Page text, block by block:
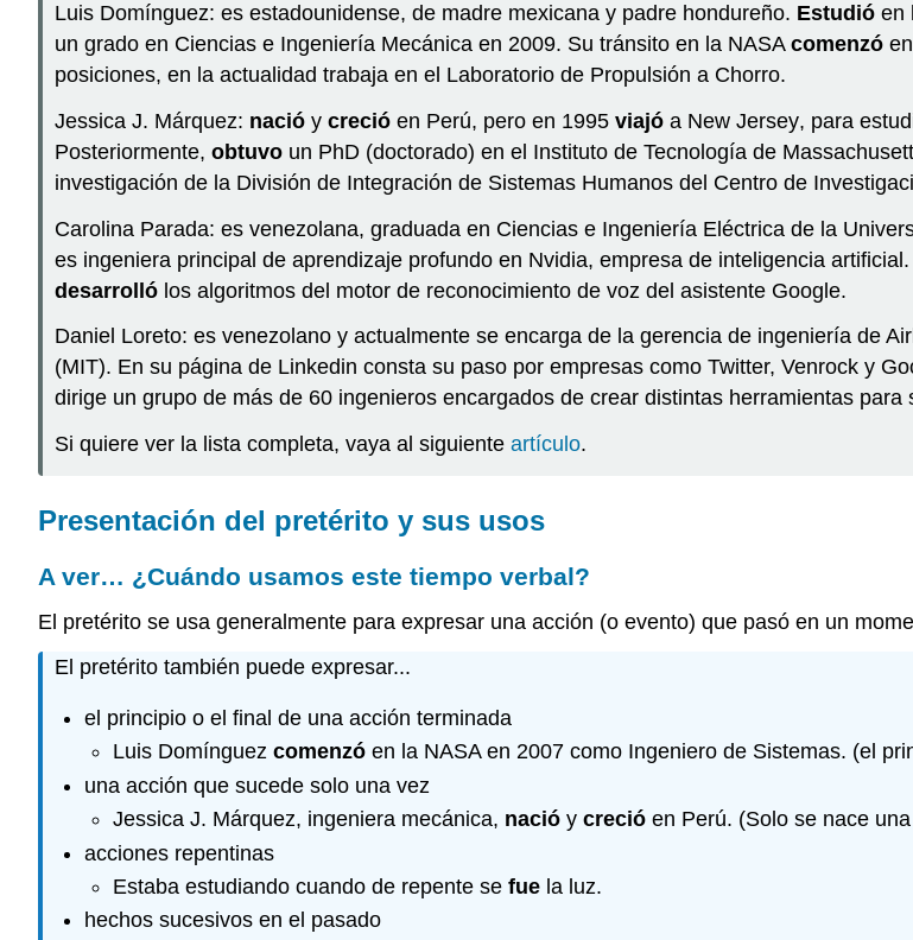
Luis Domínguez: es estadounidense, de madre mexicana y padre hondureño. Estudió en
un grado en Ciencias e Ingeniería Mecánica en 2009. Su tránsito en la NASA comenzó
posiciones, en la actualidad trabaja en el Laboratorio de Propulsión a Chorro.
Jessica J. Márquez: nació y creció en Perú, pero en 1995 viajó a New Jersey, para
Posteriormente, obtuvo un PhD (doctorado) en el Instituto de Tecnología de
investigación de la División de Integración de Sistemas Humanos del Centro de
Carolina Parada: es venezolana, graduada en Ciencias e Ingeniería Eléctrica de la
es ingeniera principal de aprendizaje profundo en Nvidia, empresa de inteligencia
desarrolló los algoritmos del motor de reconocimiento de voz del asistente Google.
Daniel Loreto: es venezolano y actualmente se encarga de la gerencia de ingeniería de
(MIT). En su página de Linkedin consta su paso por empresas como Twitter, Venrock y
dirige un grupo de más de 60 ingenieros encargados de crear distintas herramientas para
Si quiere ver la lista completa, vaya al siguiente artículo.
Presentación del pretérito y sus usos
A ver… ¿Cuándo usamos este tiempo verbal?
El pretérito se usa generalmente para expresar una acción (o evento) que pasó en un
El pretérito también puede expresar...
el principio o el final de una acción terminada
Luis Domínguezcomenzó en la NASA en 2007 como Ingeniero de Sistemas. (el
una acción que sucede solo una vez
Jessica J. Márquez, ingeniera mecánica, nació ycreció en Perú. (Solo se nace
acciones repentinas
Estaba estudiando cuando de repente sefue la luz.
hechos sucesivos en el pasado